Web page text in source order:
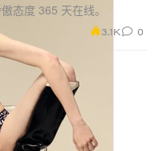
态度 365 天在线。
3.1K 0